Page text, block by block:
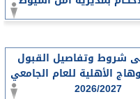
شروط وتفاصيل القبول
الأهلية للعام الجامعي
2026/2027